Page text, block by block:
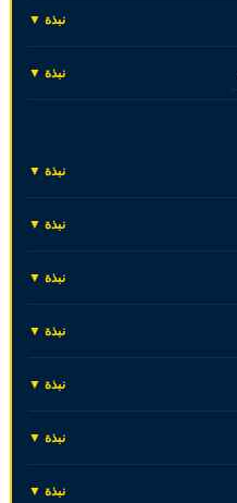
نبذة ▼
نبذة ▼
نبذة ▼
نبذة ▼
نبذة ▼
نبذة ▼
نبذة ▼
نبذة ▼
نبذة ▼